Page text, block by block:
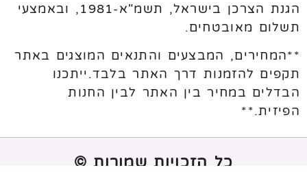
הגנת הצרכן בישראל, תשמ"א-1981, ובאמצעי
תשלום מאובטחים.
**המחירים, המבצעים והתנאים המוצגים באתר
תקפים להזמנות דרך האתר בלבד.ייתכנו
הבדלים במחיר בין האתר לבין החנות
הפיזית.**
כל הזכויות שמורות ©